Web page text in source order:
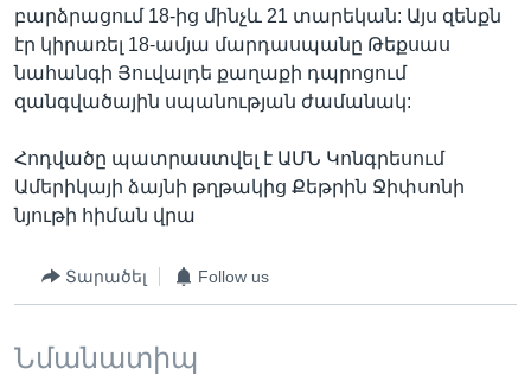
բարձրացում 18-ից մինչև 21 տարեկան: Այս զենքն
էր կիրառել 18-ամյա մարդասպանը Թեքսաս
նահանգի Յուվալդե քաղաքի դպրոցում
զանգվածային սպանության ժամանակ:
Հոդվածը պատրաստվել է ԱՄՆ Կոնգրեսում
Ամերիկայի ձայնի թղթակից Քեթրին Ջիփսոնի
նյութի հիման վրա
Տարածել Follow us
Նմանատիպ